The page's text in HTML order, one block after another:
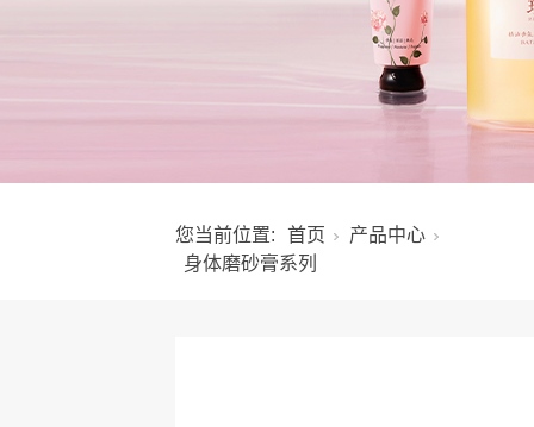
您当前位置: 首页
产品中心
身体磨砂膏系列